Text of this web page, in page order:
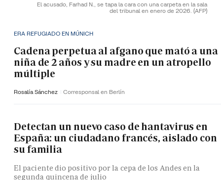
El acusado, Farhad N., se tapa la cara con una carpeta en la sala
del tribunal en enero de 2026. (AFP)
ERA REFUGIADO EN MÚNICH
Cadena perpetua al afgano que mató a una
niña de 2 años y su madre en un atropello
múltiple
Rosalía Sánchez Corresponsal en Berlín
Detectan un nuevo caso de hantavirus en
España: un ciudadano francés, aislado con
su familia
El paciente dio positivo por la cepa de los Andes en la
segunda quincena de julio